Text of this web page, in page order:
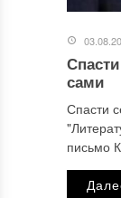
сами
Спасти
письмо